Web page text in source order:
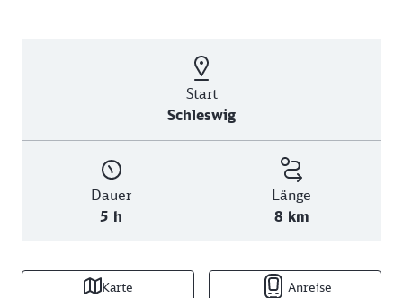
Start
Schleswig
Dauer
5 h
Länge
8 km
Karte Anreise